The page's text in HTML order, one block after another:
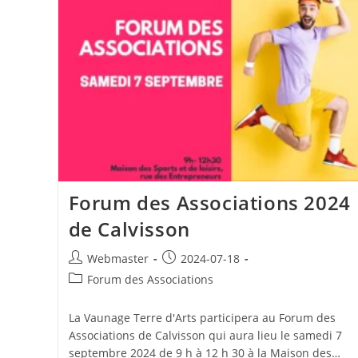
Forum des Associations 2024
de Calvisson
Auteur/autrice
de
Webmaster
Publication
publiée :
2024-07-18
PostForum des Associations
La Vaunage Terre d'Arts participera au Forum des
Associations de Calvisson qui aura lieu le samedi 7
septembre 2024 de 9 h à 12 h 30 à la Maison des…